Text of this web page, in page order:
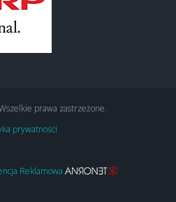
prawa zastrzeżone.
prywatności
Reklamowa